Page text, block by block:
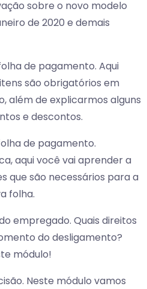
sobre o novo modelo
de 2020 e demais
de pagamento. Aqui
são obrigatórios em
além de explicarmos alguns
e descontos.
de pagamento.
aqui você vai aprender a
que são necessários para a
folha.
empregado. Quais direitos
do desligamento?
módulo!
Neste módulo vamos